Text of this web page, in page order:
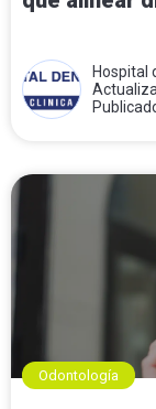
Hospital
Odontología